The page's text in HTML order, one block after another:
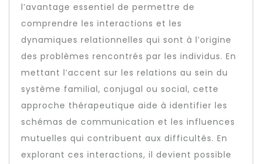
l’avantage essentiel de permettre de
comprendre les interactions et les
dynamiques relationnelles qui sont à l’origine
des problèmes rencontrés par les individus. En
mettant l’accent sur les relations au sein du
système familial, conjugal ou social, cette
approche thérapeutique aide à identifier les
schémas de communication et les influences
mutuelles qui contribuent aux difficultés. En
explorant ces interactions, il devient possible